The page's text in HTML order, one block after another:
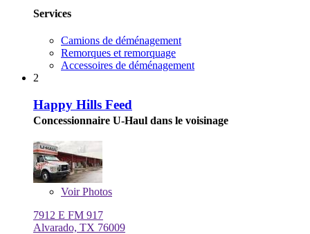
Services
Camions de déménagement
Remorques et remorquage
Accessoires de déménagement
2
Happy Hills Feed
Concessionnaire U-Haul dans le voisinage
VoirPhotos
7912 E FM 917
Alvarado, TX 76009